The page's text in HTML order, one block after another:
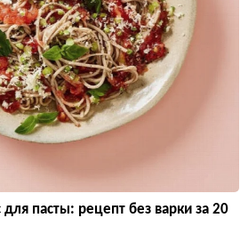
пасты: рецепт без варки за 20